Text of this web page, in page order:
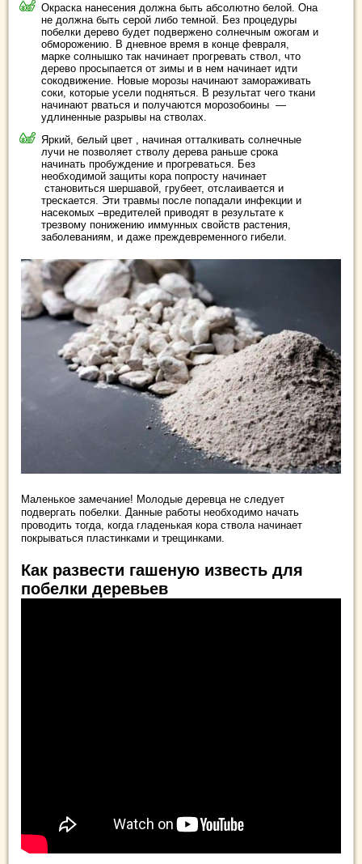
Окраска нанесения должна быть абсолютно белой. Она
не должна быть серой либо темной. Без процедуры
побелки дерево будет подвержено солнечным ожогам и
обморожению. В дневное время в конце февраля,
марке солнышко так начинает прогревать ствол, что
дерево просыпается от зимы и в нем начинает идти
сокодвижение. Новые морозы начинают замораживать
соки, которые усели подняться. В результат чего ткани
начинают рваться и получаются морозобоины —
удлиненные разрывы на стволах.
Яркий, белый цвет , начиная отталкивать солнечные
лучи не позволяет стволу дерева раньше срока
начинать пробуждение и прогреваться. Без
необходимой защиты кора попросту начинает
становиться шершавой, грубеет, отслаивается и
трескается. Эти травмы после попадали инфекции и
насекомых –вредителей приводят в результате к
трезвому понижению иммунных свойств растения,
заболеваниям, и даже преждевременного гибели.
Маленькое замечание! Молодые деревца не следует
подвергать побелки. Данные работы необходимо начать
проводить тогда, когда гладенькая кора ствола начинает
покрываться пластинками и трещинками.
Как развести гашеную известь для
побелки деревьев